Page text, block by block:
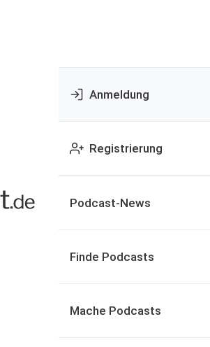
Anmeldung
Registrierung
Podcast-News
Finde Podcasts
Mache Podcasts